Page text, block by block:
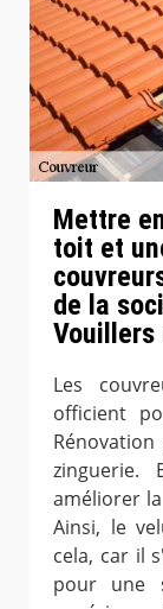
Mettre
toit et
de la
Vouillers
Les
officient
zinguerie.
améliorer
Ainsi, le
cela, car il
pour une